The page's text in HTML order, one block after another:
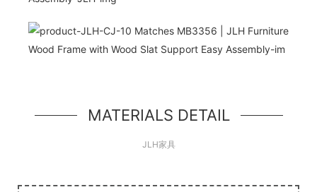
こんにちは世界！
MATERIALS DETAIL
JLH家具